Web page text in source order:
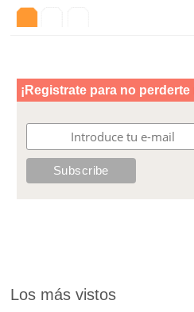
Los más vistos